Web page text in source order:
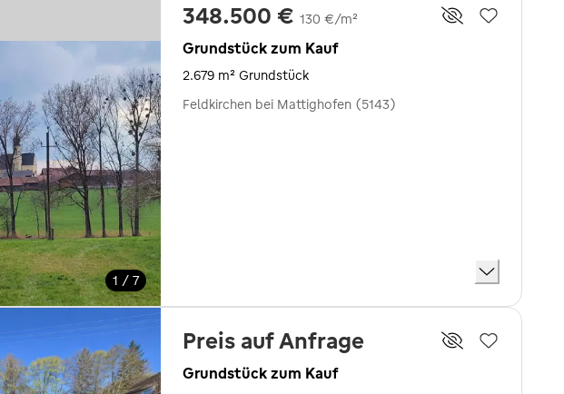
1 / 7
348.500 € 130 €/m²
Grundstück zum Kauf
2.679 m² Grundstück
Feldkirchen bei Mattighofen (5143)
Preis auf Anfrage
Grundstück zum Kauf